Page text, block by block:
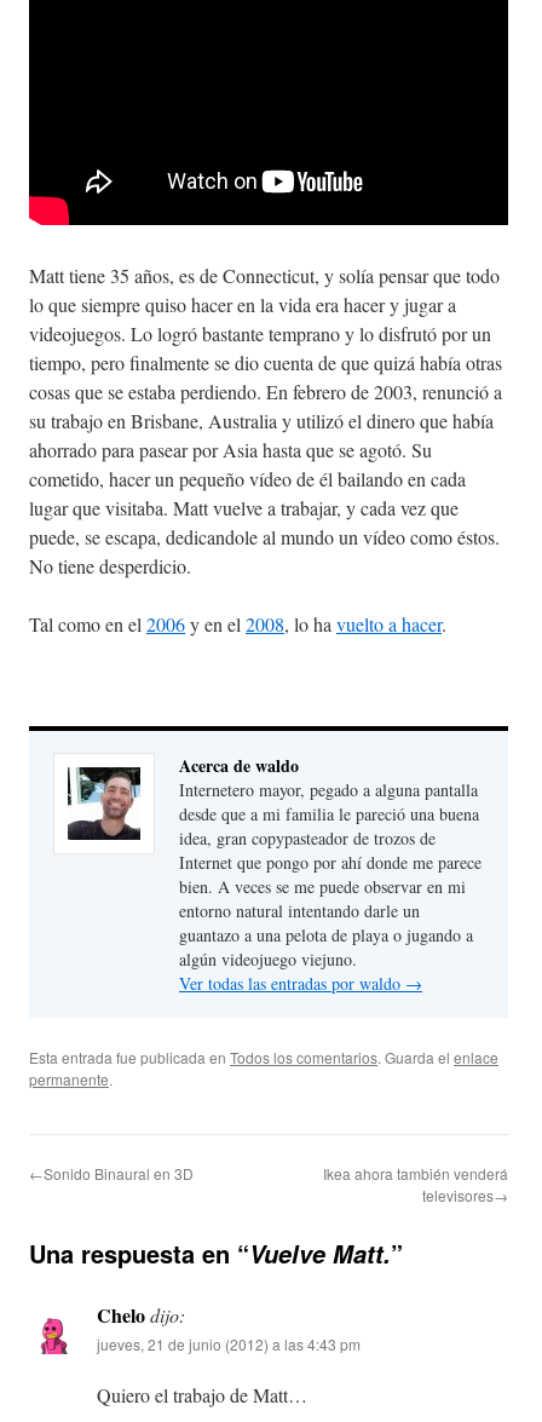
Matt tiene 35 años, es de Connecticut, y solía pensar que todo
lo que siempre quiso hacer en la vida era hacer y jugar a
videojuegos. Lo logró bastante temprano y lo disfrutó por un
tiempo, pero finalmente se dio cuenta de que quizá había otras
cosas que se estaba perdiendo. En febrero de 2003, renunció a
su trabajo en Brisbane, Australia y utilizó el dinero que había
ahorrado para pasear por Asia hasta que se agotó. Su
cometido, hacer un pequeño vídeo de él bailando en cada
lugar que visitaba. Matt vuelve a trabajar, y cada vez que
puede, se escapa, dedicandole al mundo un vídeo como éstos.
No tiene desperdicio.
Tal como en el2006y en el2008, lo havuelto a hacer.
Acerca de waldo
Internetero mayor, pegado a alguna pantalla
desde que a mi familia le pareció una buena
idea, gran copypasteador de trozos de
Internet que pongo por ahí donde me parece
bien. A veces se me puede observar en mi
entorno natural intentando darle un
guantazo a una pelota de playa o jugando a
algún videojuego viejuno.
Ver todas las entradas por waldo →
Esta entrada fue publicada en Todos los comentarios. Guarda el enlace
permanente.
←Sonido Binaural en 3D
Ikea ahora también venderá
televisores→
Una respuesta en “Vuelve Matt.”
Chelodijo:
jueves, 21 de junio (2012) a las 4:43 pm
Quiero el trabajo de Matt…